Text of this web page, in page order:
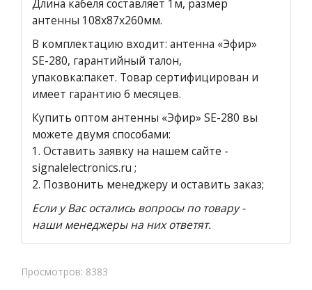
Длина кабеля составляет 1м, размер
антенны 108х87х260мм.
В комплектацию входит: антенна «Эфир»
SE-280, гарантийный талон,
упаковка:пакет. Товар сертифицирован и
имеет гарантию 6 месяцев.
Купить оптом антенны «Эфир» SE-280 вы
можете двумя способами:
1. Оставить заявку на нашем сайте -
signalelectronics.ru ;
2. Позвонить менеджеру и оставить заказ;
Если у Вас остались вопросы по товару -
наши менеджеры на них ответят.
Просмотров: 8383